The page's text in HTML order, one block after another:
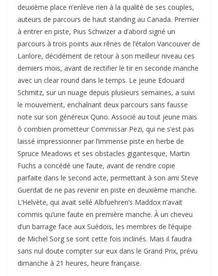
deuxième place n’enlève rien à la qualité de ses couples,
auteurs de parcours de haut standing au Canada. Premier
à entrer en piste, Pius Schwizer a d’abord signé un
parcours à trois points aux rênes de l’étalon Vancouver de
Lanlore, décidément de retour à son meilleur niveau ces
derniers mois, avant de rectifier le tir en seconde manche
avec un clear round dans le temps. Le jeune Edouard
Schmitz, sur un nuage depuis plusieurs semaines, a suivi
le mouvement, enchaînant deux parcours sans fausse
note sur son généreux Quno. Associé au tout jeune mais
ô combien prometteur Commissar Pezi, qui ne s’est pas
laissé impressionner par l’immense piste en herbe de
Spruce Meadows et ses obstacles gigantesque, Martin
Fuchs a concédé une faute, avant de rendre copie
parfaite dans le second acte, permettant à son ami Steve
Guerdat de ne pas revenir en piste en deuxième manche.
L’Helvète, qui avait sellé Albfuehren’s Maddox n’avait
commis qu’une faute en première manche. À un cheveu
d’un barrage face aux Suédois, les membres de l’équipe
de Michel Sorg se sont cette fois inclinés. Mais il faudra
sans nul doute compter sur eux dans le Grand Prix, prévu
dimanche à 21 heures, heure française.